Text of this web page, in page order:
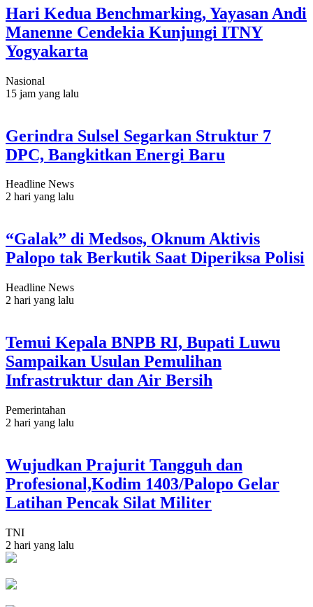
Hari Kedua Benchmarking, Yayasan Andi
Manenne Cendekia Kunjungi ITNY
Yogyakarta
Nasional
15 jam yang lalu
Gerindra Sulsel Segarkan Struktur 7
DPC, Bangkitkan Energi Baru
Headline News
2 hari yang lalu
“Galak” di Medsos, Oknum Aktivis
Palopo tak Berkutik Saat Diperiksa Polisi
Headline News
2 hari yang lalu
Temui Kepala BNPB RI, Bupati Luwu
Sampaikan Usulan Pemulihan
Infrastruktur dan Air Bersih
Pemerintahan
2 hari yang lalu
Wujudkan Prajurit Tangguh dan
Profesional,Kodim 1403/Palopo Gelar
Latihan Pencak Silat Militer
TNI
2 hari yang lalu